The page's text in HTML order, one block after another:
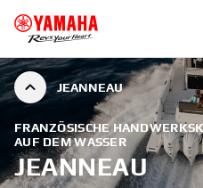
JEANNEAU
FRANZÖSISCHE
AUF DEM WASSER
JEANNEAU